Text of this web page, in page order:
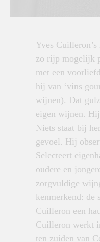
Yves
zo rijp mogelijk
met een
hij van ‘vins
wijnen). Dat
eigen wijnen.
Niets staat bij
gevoel. Hij
Selecteert
oudere en
zorgvuldige
kenmerkend: de
Cuilleron een
Cuilleron werkt
ten zuiden van